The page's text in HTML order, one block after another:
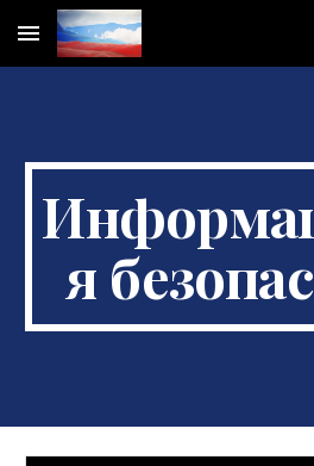
Skip to main content
я